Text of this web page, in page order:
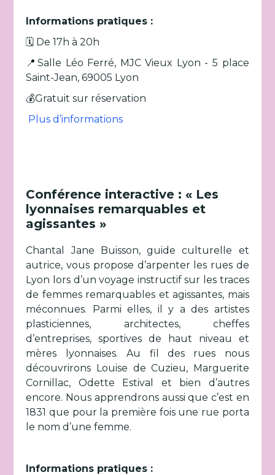
Informations pratiques :
🗓️ De 17h à 20h
📍Salle Léo Ferré, MJC Vieux Lyon - 5 place
Saint-Jean, 69005 Lyon
💰Gratuit sur réservation
Plus d’informations
Conférence interactive : « Les
lyonnaises remarquables et
agissantes »
Chantal Jane Buisson, guide culturelle et
autrice, vous propose d’arpenter les rues de
Lyon lors d’un voyage instructif sur les traces
de femmes remarquables et agissantes, mais
méconnues. Parmi elles, il y a des artistes
plasticiennes, architectes, cheffes
d’entreprises, sportives de haut niveau et
mères lyonnaises. Au fil des rues nous
découvrirons Louise de Cuzieu, Marguerite
Cornillac, Odette Estival et bien d’autres
encore. Nous apprendrons aussi que c’est en
1831 que pour la première fois une rue porta
le nom d’une femme.
Informations pratiques :